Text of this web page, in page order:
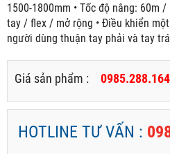
1500-1800mm • Tốc độ nâng: 60m
tay / flex / mở rộng • Điều khiển
người dùng thuận tay phải và tay
Giá sản phẩm : 0985.288.164
HOTLINE TƯ VẤN :